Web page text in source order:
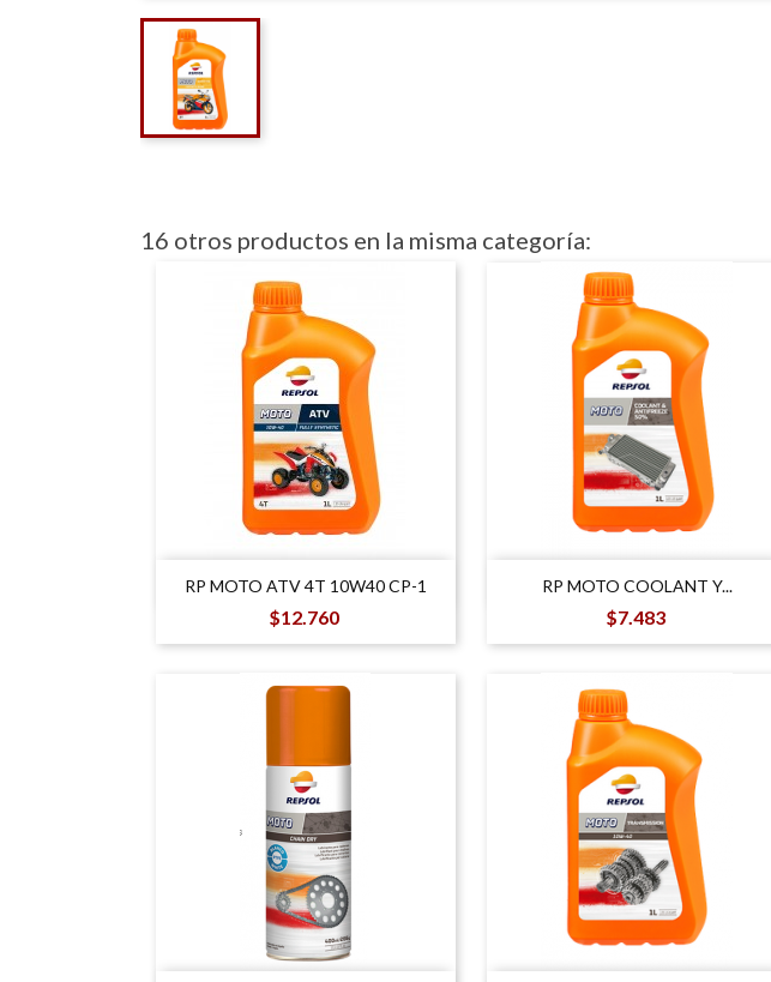
16 otros productos en la misma categoría:
RP MOTO ATV 4T 10W40 CP-1
Precio
$12.760
Vista rápida RP MOTO COOLANT Y...
Precio
$7.483
Vista rápida